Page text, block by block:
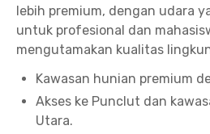
lebih premium, dengan udara
untuk profesional dan
mengutamakan kualitas
Kawasan hunian premium
Akses ke Punclut dan
Utara.